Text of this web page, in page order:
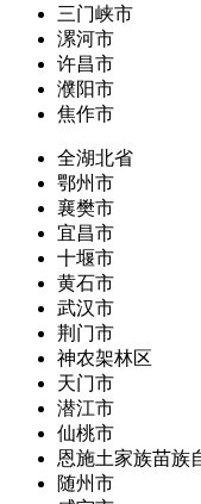
三门峡市
漯河市
许昌市
濮阳市
焦作市
全湖北省
鄂州市
襄樊市
宜昌市
十堰市
黄石市
武汉市
荆门市
神农架林区
天门市
潜江市
仙桃市
恩施土家族苗族
随州市